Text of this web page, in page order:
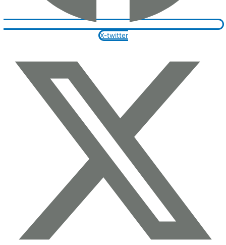
X-twitter